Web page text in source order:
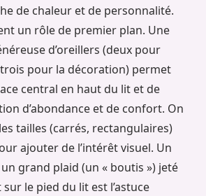
de chaleur et de personnalité.
un rôle de premier plan. Une
d’oreillers (deux pour
pour la décoration) permet
central en haut du lit et de
d’abondance et de confort. On
tailles (carrés, rectangulaires)
ajouter de l’intérêt visuel. Un
grand plaid (un « boutis ») jeté
le pied du lit est l’astuce